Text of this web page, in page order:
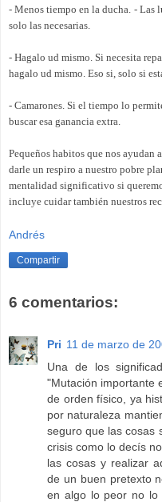
- Menos tiempo en la ducha. - Las
solo las necesarias.
- Hagalo ud mismo. Si necesita
hagalo ud mismo. Eso si, solo si
- Camarones. Si el tiempo lo
buscar esa ganancia extra.
Pequeños habitos que nos ayudan
darle un respiro a nuestro pobre
mentalidad significativo si
incluye cuidar también nuestros
Andrés
Compartir
6 comentarios:
Pri 11 de marzo de
Una de los
"Mutación importante
de orden físico, ya
por naturaleza
seguro que las cosas
crisis como lo decís
las cosas y realizar
de un buen pretexto
en algo lo peor no lo